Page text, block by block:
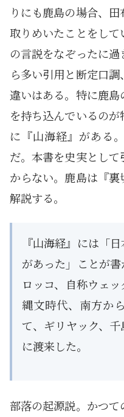
りにも鹿島の場合、
取りめいたことをし
の言説をなぞったに
ら多い引用と断定口
違いはある。特に鹿島
を持ち込んでいるの
に『山海経』がある
だ。本書を史実とし
からない。鹿島は『
解説する。
『山海経』には「
があった」ことが
ロッコ、自称ウェッ
縄文時代、南方か
て、ギリヤック、
に渡来した。
部落の起源説。かつ